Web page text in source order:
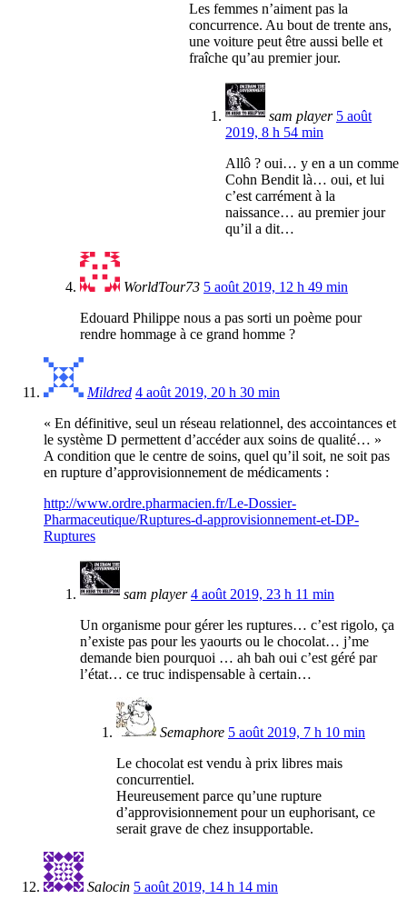
Les femmes n’aiment pas la
concurrence. Au bout de trente ans,
une voiture peut être aussi belle et
fraîche qu’au premier jour.
sam player 5 août
2019, 8 h 54 min
Allô ? oui… y en a un comme
Cohn Bendit là… oui, et lui
c’est carrément à la
naissance… au premier jour
qu’il a dit…
WorldTour73 5 août 2019, 12 h 49 min
Edouard Philippe nous a pas sorti un poème pour
rendre hommage à ce grand homme ?
Mildred 4 août 2019, 20 h 30 min
« En définitive, seul un réseau relationnel, des accointances et
le système D permettent d’accéder aux soins de qualité… »
A condition que le centre de soins, quel qu’il soit, ne soit pas
en rupture d’approvisionnement de médicaments :
http://www.ordre.pharmacien.fr/Le-Dossier-
Pharmaceutique/Ruptures-d-approvisionnement-et-DP-
Ruptures
sam player 4 août 2019, 23 h 11 min
Un organisme pour gérer les ruptures… c’est rigolo, ça
n’existe pas pour les yaourts ou le chocolat… j’me
demande bien pourquoi … ah bah oui c’est géré par
l’état… ce truc indispensable à certain…
Semaphore 5 août 2019, 7 h 10 min
Le chocolat est vendu à prix libres mais
concurrentiel.
Heureusement parce qu’une rupture
d’approvisionnement pour un euphorisant, ce
serait grave de chez insupportable.
Salocin 5 août 2019, 14 h 14 min